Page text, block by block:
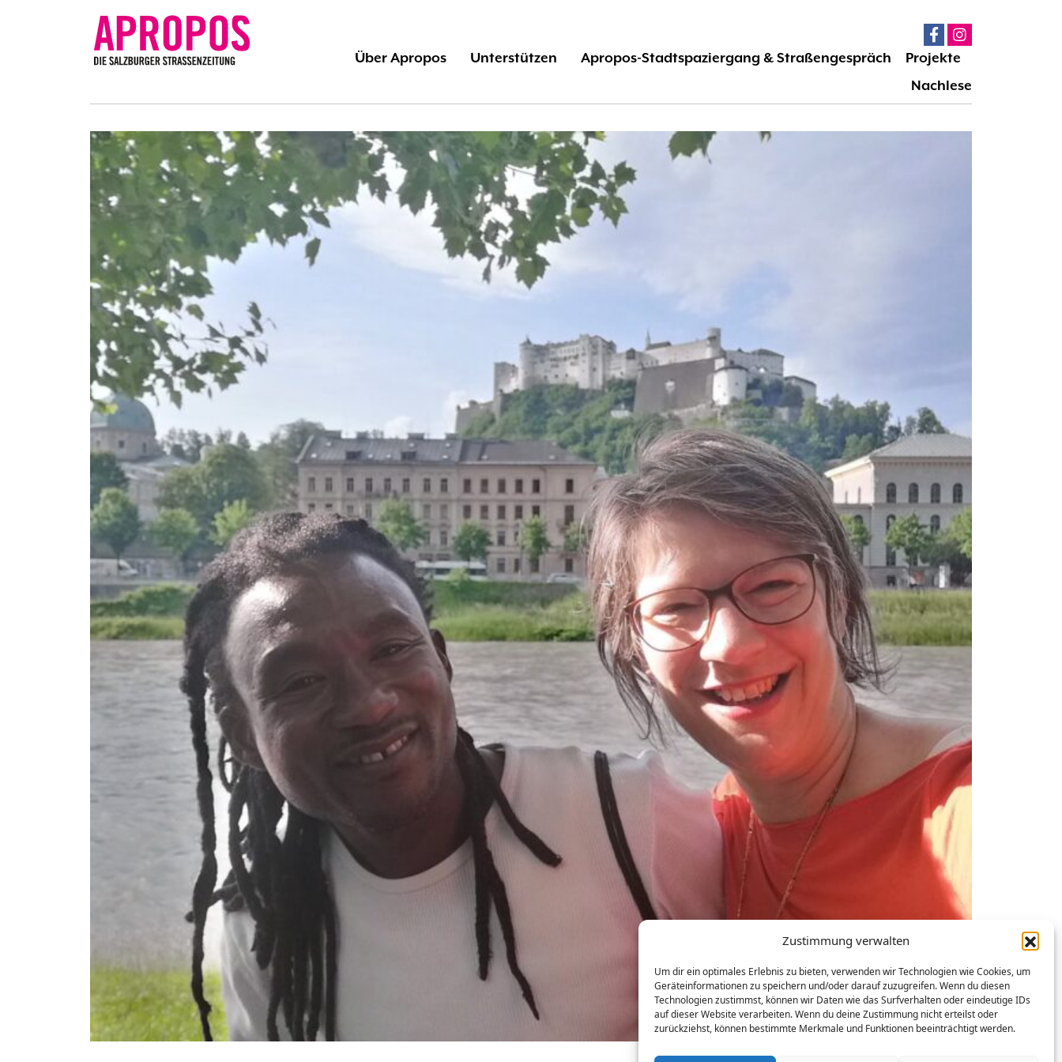
Zustimmung verwalten
Um dir ein optimales Erlebnis zu bieten, verwenden wir Technologien wie Cookies, um
Geräteinformationen zu speichern und/oder darauf zuzugreifen. Wenn du diesen
Technologien zustimmst, können wir Daten wie das Surfverhalten oder eindeutige IDs
auf dieser Website verarbeiten. Wenn du deine Zustimmung nicht erteilst oder
zurückziehst, können bestimmte Merkmale und Funktionen beeinträchtigt werden.
Über Apropos Unterstützen Apropos-Stadtspaziergang & Straßengespräch
Projekte
Nachlese